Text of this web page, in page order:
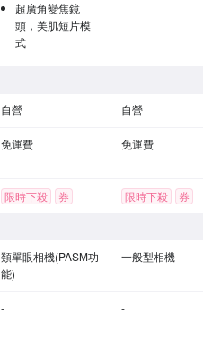
超廣角變焦鏡
頭，美肌短片模
式
自營 自營
免運費 免運費
限時下殺 券 限時下殺 券
類單眼相機(PASM功
能)
一般型相機
- -